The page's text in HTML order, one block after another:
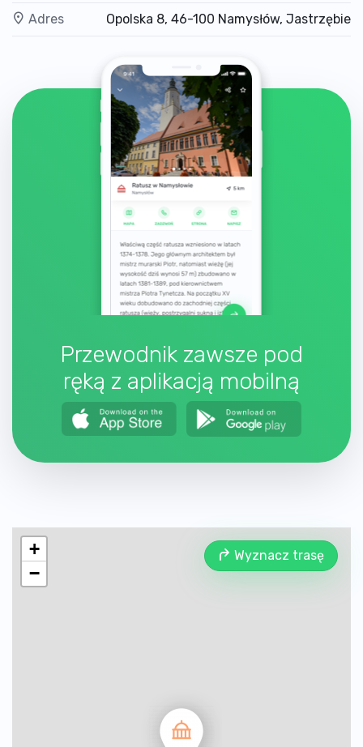
Adres
Opolska 8, 46-100 Namysłów, Jastrzębie
Przewodnik zawsze pod
ręką z aplikacją mobilną
Wyznacz trasę
+
−